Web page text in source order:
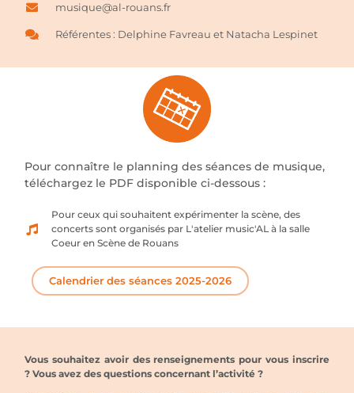
musique@al-rouans.fr
Référentes : Delphine Favreau et Natacha Lespinet
Pour connaître le planning des séances de musique,
téléchargez le PDF disponible ci-dessous :
Pour ceux qui souhaitent expérimenter la scène, des
concerts sont organisés par L'atelier music'AL à la salle
Coeur en Scène de Rouans
Calendrier des séances 2025-2026
Vous souhaitez avoir des renseignements pour vous inscrire
? Vous avez des questions concernant l’activité ?